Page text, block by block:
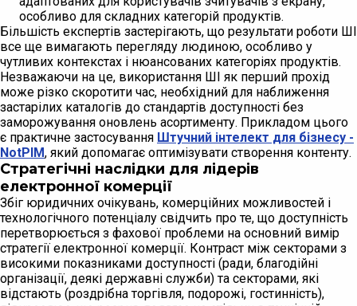
особливо для складних категорій продуктів.
Більшість експертів застерігають, що результати роботи ШІ
все ще вимагають перегляду людиною, особливо у
чутливих контекстах і нюансованих категоріях продуктів.
Незважаючи на це, використання ШІ як перший прохід
може різко скоротити час, необхідний для наближення
застарілих каталогів до стандартів доступності без
заморожування оновлень асортименту. Прикладом цього
є практичне застосування Штучний інтелект для бізнесу -
NotPIM, який допомагає оптимізувати створення контенту.
Стратегічні наслідки для лідерів
електронної комерції
Збіг юридичних очікувань, комерційних можливостей і
технологічного потенціалу свідчить про те, що доступність
перетворюється з фахової проблеми на основний вимір
стратегії електронної комерції. Контраст між секторами з
високими показниками доступності (ради, благодійні
організації, деякі державні служби) та секторами, які
відстають (роздрібна торгівля, подорожі, гостинність),